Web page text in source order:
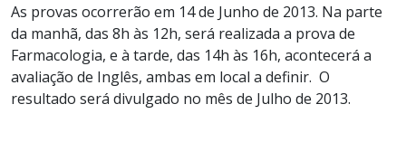
As provas ocorrerão em 14 de Junho de 2013. Na parte
da manhã, das 8h às 12h, será realizada a prova de
Farmacologia, e à tarde, das 14h às 16h, acontecerá a
avaliação de Inglês, ambas em local a definir. O
resultado será divulgado no mês de Julho de 2013.